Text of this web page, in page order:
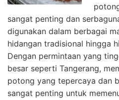
sangat penting dan
digunakan dalam berbagai
hidangan tradisional hingga
Dengan permintaan yang
besar seperti Tangerang,
potong yang tepercaya dan
sangat penting untuk